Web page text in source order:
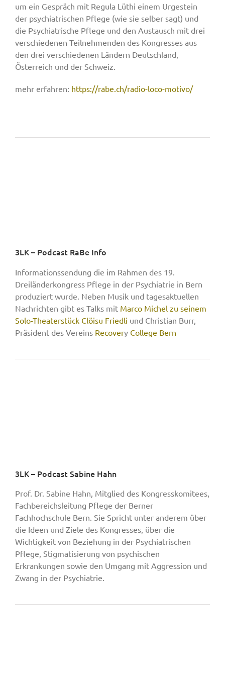
um ein Gespräch mit Regula Lüthi einem Urgestein
der psychiatrischen Pflege (wie sie selber sagt) und
die Psychiatrische Pflege und den Austausch mit drei
verschiedenen Teilnehmenden des Kongresses aus
den drei verschiedenen Ländern Deutschland,
Österreich und der Schweiz.
mehr erfahren: https://rabe.ch/radio-loco-motivo/
3LK – Podcast RaBe Info
Informationssendung die im Rahmen des 19.
Dreiländerkongress Pflege in der Psychiatrie in Bern
produziert wurde. Neben Musik und tagesaktuellen
Nachrichten gibt es Talks mit Marco Michel zu seinem
Solo-Theaterstück Clöisu Friedli und Christian Burr,
Präsident des Vereins Recovery College Bern
3LK – Podcast Sabine Hahn
Prof. Dr. Sabine Hahn, Mitglied des Kongresskomitees,
Fachbereichsleitung Pflege der Berner
Fachhochschule Bern. Sie Spricht unter anderem über
die Ideen und Ziele des Kongresses, über die
Wichtigkeit von Beziehung in der Psychiatrischen
Pflege, Stigmatisierung von psychischen
Erkrankungen sowie den Umgang mit Aggression und
Zwang in der Psychiatrie.